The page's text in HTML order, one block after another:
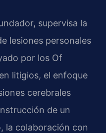
supervisa la
lesiones personales
por los Of
litigios, el enfoque
cerebrales
de un
la colaboración con